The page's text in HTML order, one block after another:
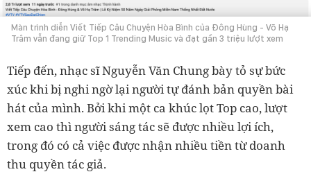
Màn trình diễn Viết Tiếp Câu Chuyện Hòa Bình của Đông Hùng - Võ Hạ
Trâm vẫn đang giữ Top 1 Trending Music và đạt gần 3 triệu lượt xem
Tiếp đến, nhạc sĩ Nguyễn Văn Chung bày tỏ sự bức
xúc khi bị nghi ngờ lại người tự đánh bản quyền bài
hát của mình. Bởi khi một ca khúc lọt Top cao, lượt
xem cao thì người sáng tác sẽ được nhiều lợi ích,
trong đó có cả việc được nhận nhiều tiền từ doanh
thu quyền tác giả.